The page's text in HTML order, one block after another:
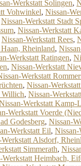
Werkstatt Solingen,
Vohwinkel, Nissan-
Nissan-Werkstatt Stadt
, Nissan-Werkstatt
Nissan-Werkstatt Rees,
Rheinland,
Werkstatt Ratingen,
, Nissan-Werkstatt
Werkstatt
, Nissan-
Willich, Nissan-
Werkstatt Kamp-
Werkstatt Voerde
Godesberg, Nissan-
Werkstatt Eil, Nissan-
Alsdorf,
Simmerath,
Werkstatt Heimbach,